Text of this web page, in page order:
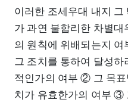
이러한 조세우대 내지 그
가 과연 불합리한 차별
의 원칙에 위배되는지
그 조치를 통하여 달성하
적인가의 여부 ② 그 목
치가 유효한가의 여부 ③